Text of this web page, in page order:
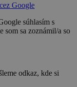
Google
súhlasím s
som sa zoznámil/a so
odkaz, kde si